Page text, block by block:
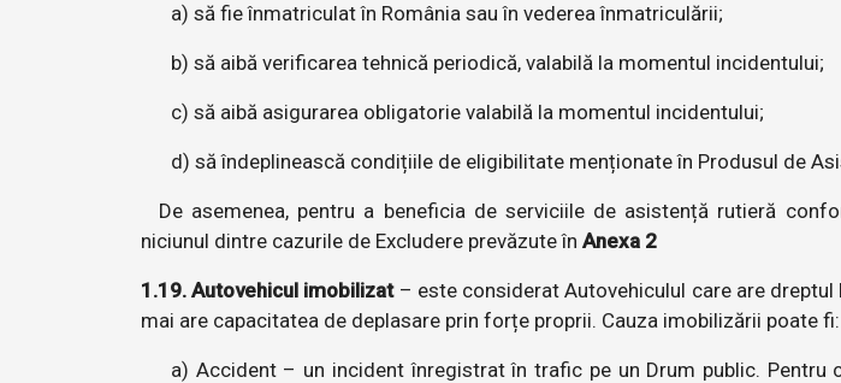
a) să fie înmatriculat în România sau în vederea înmatriculării;
b) să aibă verificarea tehnică periodică, valabilă la momentul incidentului;
c) să aibă asigurarea obligatorie valabilă la momentul incidentului;
d) să îndeplinească condițiile de eligibilitate menționate în Produsul de
De asemenea, pentru a beneficia de serviciile de asistență rutieră
niciunul dintre cazurile de Excludere prevăzute în Anexa 2
1.19. Autovehicul imobilizat– este considerat Autovehiculul care are dreptul
mai are capacitatea de deplasare prin forțe proprii. Cauza imobilizării poate fi:
a) Accident – un incident înregistrat în trafic pe un Drum public.